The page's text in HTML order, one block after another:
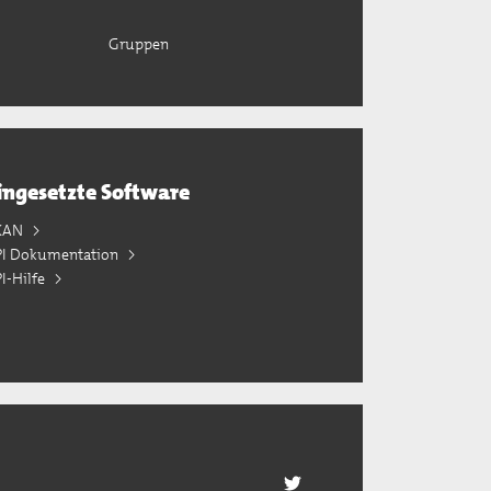
Gruppen
Software
Dokumentation
Hilfe